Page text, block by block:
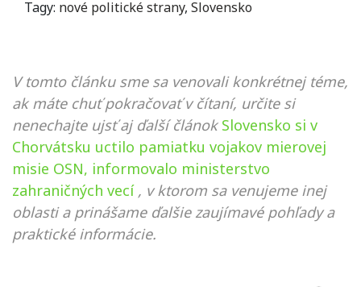
Tagy: nové politické strany, Slovensko
V tomto článku sme sa venovali konkrétnej téme,
ak máte chuť pokračovať v čítaní, určite si
nenechajte ujsť aj ďalší článok Slovensko si v
Chorvátsku uctilo pamiatku vojakov mierovej
misie OSN, informovalo ministerstvo
zahraničných vecí , v ktorom sa venujeme inej
oblasti a prinášame ďalšie zaujímavé pohľady a
praktické informácie.